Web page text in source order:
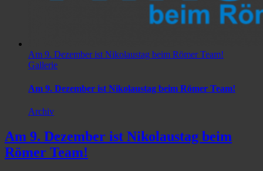
Am 9. Dezember ist Nikolaustag beim Römer Team!
Gallerie
Am 9. Dezember ist Nikolaustag beim Römer Team!
Archiv
Am 9. Dezember ist Nikolaustag beim
Römer Team!